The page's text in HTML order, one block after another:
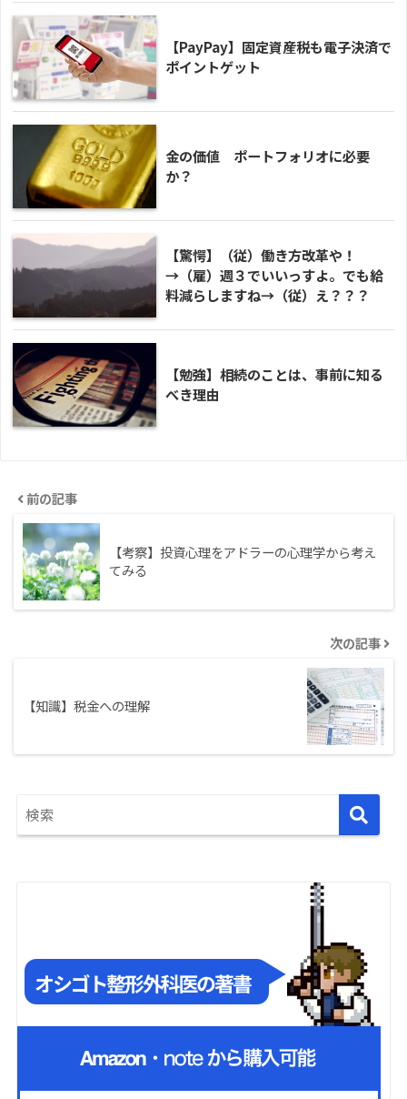
【PayPay】固定資産税も電子決済で
ポイントゲット
金の価値 ポートフォリオに必要
か？
【驚愕】（従）働き方改革や！
→（雇）週３でいいっすよ。でも給
料減らしますね→（従）え？？？
【勉強】相続のことは、事前に知る
べき理由
前の記事
【考察】投資心理をアドラーの心理学から考え
てみる
次の記事
【知識】税金への理解